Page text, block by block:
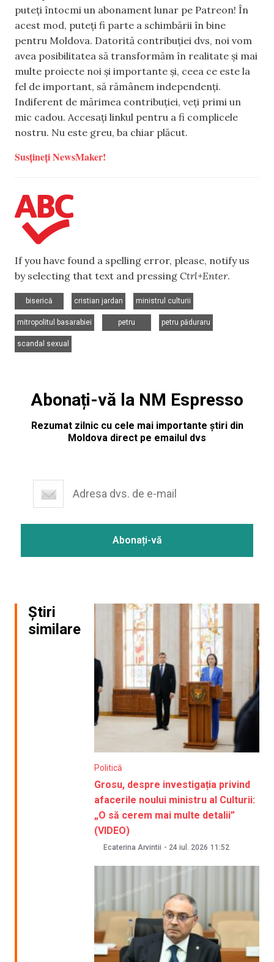
puteți întocmi un abonament lunar pe Patreon! În
acest mod, puteți fi parte a schimbării în bine
pentru Moldova. Datorită contribuției dvs, noi vom
avea posibilitatea să transformăm în realitate și mai
multe proiecte noi și importante și, ceea ce este la
fel de important, să rămânem independenți.
Indiferent de mărimea contribuției, veți primi un
mic cadou. Accesați linkul pentru a fi complicele
nostru. Nu este greu, ba chiar plăcut.
Susțineți NewsMaker!
If you have found a spelling error, please, notify us
by selecting that text and pressing Ctrl+Enter.
biserică
cristian jardan
ministrul culturii
mitropolitul basarabiei
petru
petru păduraru
scandal sexual
Abonați-vă la NM Espresso
Rezumat zilnic cu cele mai importante știri din
Moldova direct pe emailul dvs
Știri
similare
Politică
Grosu, despre investigația privind
afacerile noului ministru al Culturii:
„O să cerem mai multe detalii”
(VIDEO)
Ecaterina Arvintii - 24 iul. 2026 11:52